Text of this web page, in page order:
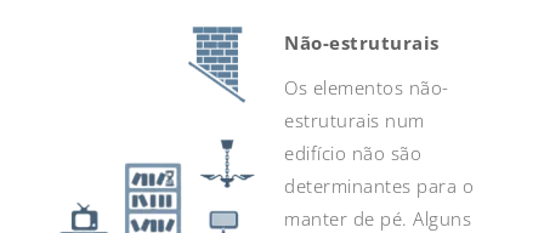
Não-estruturais
Os elementos não-
estruturais num
edifício não são
determinantes para o
manter de pé. Alguns